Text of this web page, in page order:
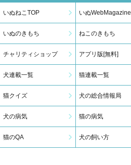
いぬねこTOP いぬWebMagazine
いぬのきもち ねこのきもち
チャリティショップ アプリ版[無料]
犬連載一覧 猫連載一覧
猫クイズ 犬の総合情報局
犬の病気 猫の病気
猫のQA 犬の飼い方